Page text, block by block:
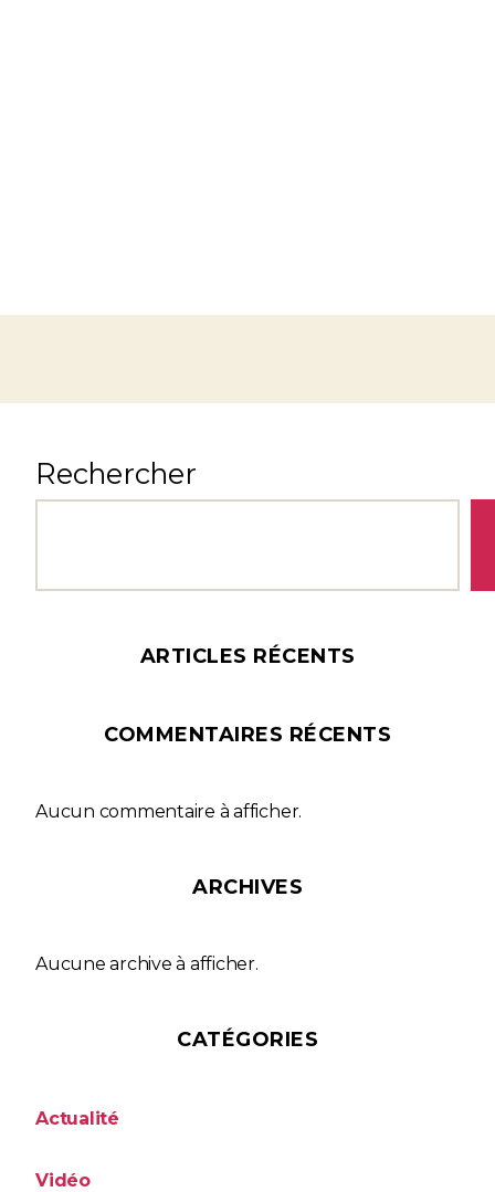
Rechercher
ARTICLES RÉCENTS
COMMENTAIRES RÉCENTS
Aucun commentaire à afficher.
ARCHIVES
Aucune archive à afficher.
CATÉGORIES
Actualité
Vidéo